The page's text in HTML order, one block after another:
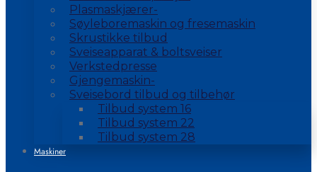
Plasmaskjærer-
Søyleboremaskin og fresemaskin
Skrustikke tilbud
Sveiseapparat & boltsveiser
Verkstedpresse
Gjengemaskin-
Sveisebord tilbud og tilbehør
Tilbud system 16
Tilbud system 22
Tilbud system 28
Maskiner